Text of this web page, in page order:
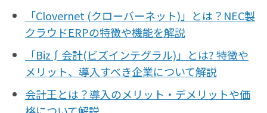
「Clovernet (クローバーネット)」とは？NEC製
クラウドERPの特徴や機能を解説
「Biz∫会計(ビズインテグラル)」とは? 特徴や
メリット、導入すべき企業について解説
会計王とは？導入のメリット・デメリットや価